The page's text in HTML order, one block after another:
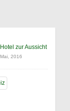
Hotel zur Aussicht
Mai, 2016